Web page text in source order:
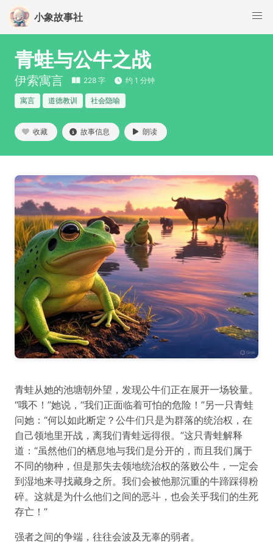
小象故事社
青蛙与公牛之战
伊索寓言 228 字 约 1 分钟
寓言 道德教训 社会隐喻
收藏 故事信息 朗读
青蛙从她的池塘朝外望，发现公牛们正在展开一场较量。
“哦不！”她说，“我们正面临着可怕的危险！”另一只青蛙
问她：“何以如此断定？公牛们只是为群落的统治权，在
自己领地里开战，离我们青蛙远得很。”这只青蛙解释
道：“虽然他们的栖息地与我们是分开的，而且我们属于
不同的物种，但是那失去领地统治权的落败公牛，一定会
到湿地来寻找藏身之所。我们会被他那沉重的牛蹄踩得粉
碎。这就是为什么他们之间的恶斗，也会关乎我们的生死
存亡！”
强者之间的争端，往往会波及无辜的弱者。